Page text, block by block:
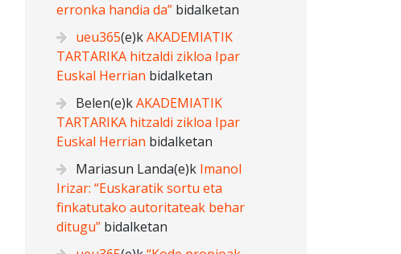
erronka handia da” bidalketan
ueu365(e)kAKADEMIATIK
TARTARIKA hitzaldi zikloa Ipar
Euskal Herrian bidalketan
Belen(e)kAKADEMIATIK
TARTARIKA hitzaldi zikloa Ipar
Euskal Herrian bidalketan
Mariasun Landa(e)k Imanol
Irizar: “Euskaratik sortu eta
finkatutako autoritateak behar
ditugu” bidalketan